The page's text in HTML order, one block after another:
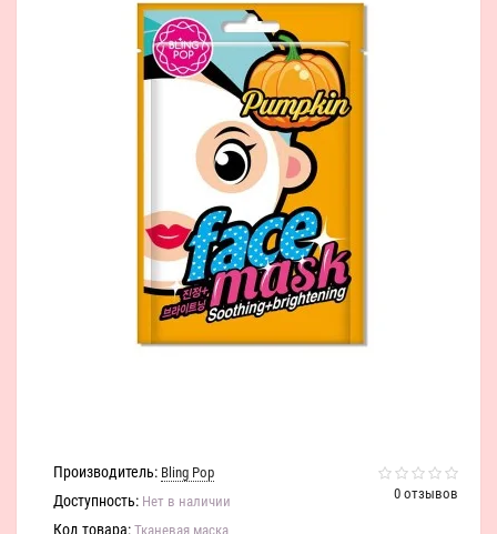
0 отзывов
Производитель: Bling Pop
Доступность: Нет в наличии
Код товара: Тканевая маска